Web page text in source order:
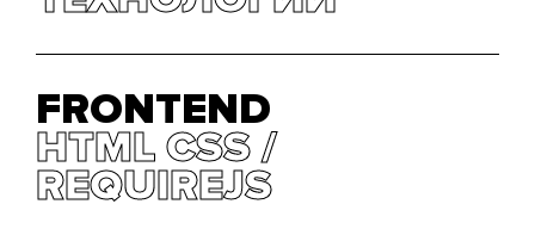
FRONTEND
HTML СSS
HTML СSS
REQUIREJS
REQUIREJS